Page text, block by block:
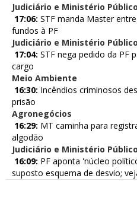
Judiciário e Ministério Público
17:06: STF manda Master
fundos à PF
Judiciário e Ministério Público
17:04: STF nega pedido da PF
cargo
Meio Ambiente
16:30: Incêndios criminosos
prisão
Agronegócios
16:29: MT caminha para
algodão
Judiciário e Ministério Público
16:09: PF aponta 'núcleo
suposto esquema de desvio;